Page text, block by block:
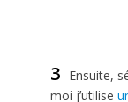
3
Ensuite,
moi j’utilise